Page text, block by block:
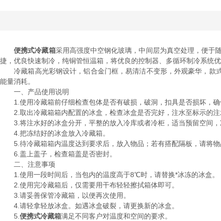
便携式冷藏箱采用高强度中空钢化玻璃，中间层为真空处理，便于
捷，优良快速制冷，纯铜管恒温箱，将优良的控制器、多循环制冷系统
冷藏箱高光彩钢设计，铝合金门框，易清洁不变形，外观豪华，款
能量消耗。
一、产品使用说明
1.使用冷藏箱前仔细检查包体是否有破损，破洞，扣具是否损坏，确
2.取出冷藏箱箱内配置的冰盒，检查冰盒是否完好，注水至标示的注
3.将注水好的冰盒分开，平整的放入冷库或者冷柜，适当预留空间，
4.把冻结好的冰盒放入冷藏箱。
5.待冷藏箱箱内温度达到要求后，放入物品；若有搭配隔板，请将物
6.盖上盖子，检查箱盖是否密封。
二、注意事项
1.使用一段时间后，当包内的温度高于8℃时，请替换*冰冻的冰盒。
2.使用完冷藏箱后，仅需要用干布轻轻擦拭箱体即可。
3.请妥善保管冷藏箱，以便再次使用。
4.请轻拿轻放冰盒。如遇冰盒破裂，请更换新的冰盒。
5. 便携式冷藏箱满足不同客户对温度和空间的要求。